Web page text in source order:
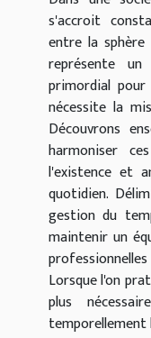
s'accroit
entre la
représente
primordial
nécessite la
Découvrons
harmoniser
l'existence et
quotidien.
gestion du
maintenir un
Lorsque l'on
plus
temporellement